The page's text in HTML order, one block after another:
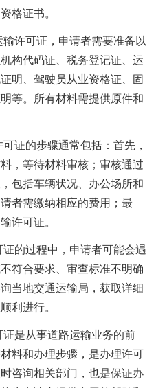
格证书。
许可证，申请者需要准备以
构代码证、税务登记证、运
明、驾驶员从业资格证、固
等。所有材料需提供原件和
证的步骤通常包括：首先，
，等待材料审核；审核通过
包括车辆状况、办公场所和
者需缴纳相应的费用；最
许可证。
的过程中，申请者可能会遇
符合要求、审查标准不明确
当地交通运输局，获取详细
利进行。
是从事道路运输业务的前
料和办理步骤，是办理许可
咨询相关部门，也是保证办